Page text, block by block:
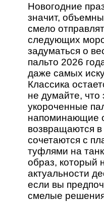
Новогодние
значит,
смело
следующих
задуматься о
пальто 2026
даже самых
Классика
не думайте, что
укороченные
напоминающие
возвращаются
сочетаются с
туфлями на
образ, который
актуальности
если вы
смелые